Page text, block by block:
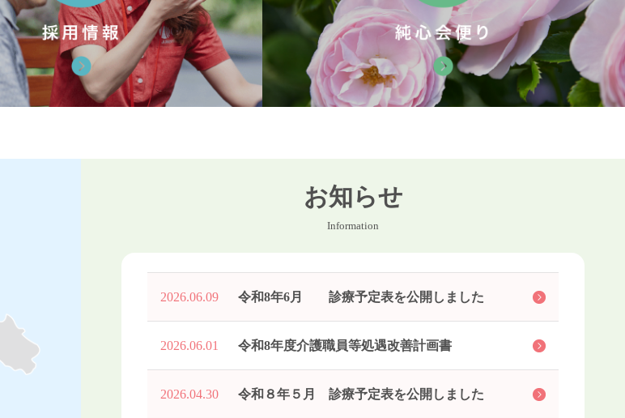
お知らせ
Information
2026.06.09 令和8年6月 診療予定表を公開しました
2026.06.01 令和8年度介護職員等処遇改善計画書
2026.04.30 令和８年５月 診療予定表を公開しました